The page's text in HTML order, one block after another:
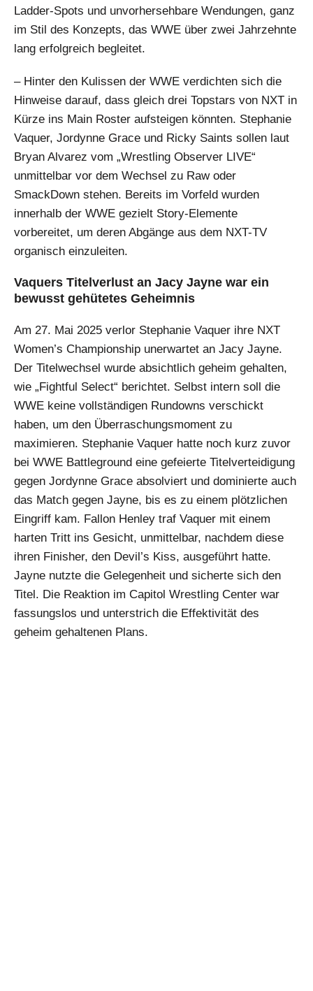
Ladder-Spots und unvorhersehbare Wendungen, ganz
im Stil des Konzepts, das WWE über zwei Jahrzehnte
lang erfolgreich begleitet.
– Hinter den Kulissen der WWE verdichten sich die
Hinweise darauf, dass gleich drei Topstars von NXT in
Kürze ins Main Roster aufsteigen könnten. Stephanie
Vaquer, Jordynne Grace und Ricky Saints sollen laut
Bryan Alvarez vom „Wrestling Observer LIVE“
unmittelbar vor dem Wechsel zu Raw oder
SmackDown stehen. Bereits im Vorfeld wurden
innerhalb der WWE gezielt Story-Elemente
vorbereitet, um deren Abgänge aus dem NXT-TV
organisch einzuleiten.
Vaquers Titelverlust an Jacy Jayne war ein
bewusst gehütetes Geheimnis
Am 27. Mai 2025 verlor Stephanie Vaquer ihre NXT
Women’s Championship unerwartet an Jacy Jayne.
Der Titelwechsel wurde absichtlich geheim gehalten,
wie „Fightful Select“ berichtet. Selbst intern soll die
WWE keine vollständigen Rundowns verschickt
haben, um den Überraschungsmoment zu
maximieren. Stephanie Vaquer hatte noch kurz zuvor
bei WWE Battleground eine gefeierte Titelverteidigung
gegen Jordynne Grace absolviert und dominierte auch
das Match gegen Jayne, bis es zu einem plötzlichen
Eingriff kam. Fallon Henley traf Vaquer mit einem
harten Tritt ins Gesicht, unmittelbar, nachdem diese
ihren Finisher, den Devil’s Kiss, ausgeführt hatte.
Jayne nutzte die Gelegenheit und sicherte sich den
Titel. Die Reaktion im Capitol Wrestling Center war
fassungslos und unterstrich die Effektivität des
geheim gehaltenen Plans.